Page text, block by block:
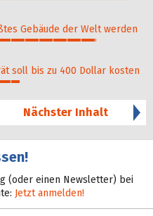
Gebäude der Welt werden
soll bis zu 400 Dollar kosten
Nächster Inhalt
(oder einen Newsletter) bei
Jetzt anmelden!